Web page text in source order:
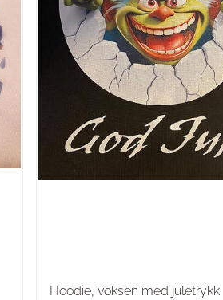
Hoodie, voksen med juletrykk